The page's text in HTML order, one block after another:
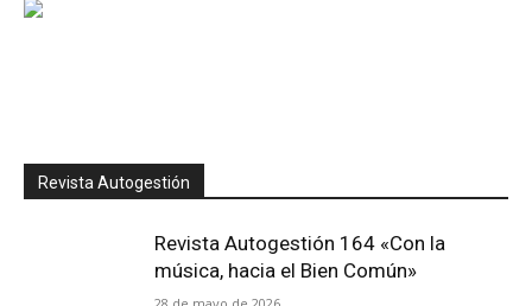
Revista Autogestión
Revista Autogestión 164 «Con la
música, hacia el Bien Común»